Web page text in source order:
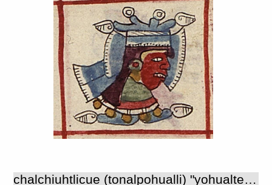
chalchiuhtlicue (tonalpohualli) "yohualteuctli" o 'señor de la noche' 'La de la falda de jades'. Diosa del agua; sus dominios eran las corrientes de agua, mares, ríos, lagos y manantiales. Era la hermana mayor de los dioses de la lluvia llamados tlaloques (FC: libro 1, cap. 11, p. 21), la compañera o esposa de Tlaloc y madre de la luna (HMP: caps. IV y VII). Forma parte del grupo de diosas de la fertilidad. Jugaba un papel importante en las ceremonias de nacimiento y purificación o bautismo del recién nacido, ya que ante su imagen presentaban y dedicaban a los niños. Habitaba en el tercer cielo (HM: cap. VI). Era honrada y temida al mismo tiempo, ya que castigaba a la gente ahogándola. Tenía gran poder sobre las aguas: podía causar tormentas y torbellinos provocando que las personas o las embarcaciones se hundieran en las profundidades. Se la celebraba en la fiesta de los dioses de la lluvia, en la veintena de Etzalcualiztli. La festejaban principalmente los mercaderes del agua, los que traían y vendían agua, así como los que hacían o poseían embarcaciones. Durante su fiesta sacrificaban a una esclava en el templo de los tlaloques. Esta mujer era ataviada como la diosa y el mismo tlatoani la honraba ofreciéndole incienso y decapitando codornices frente a ella. También durante esta fiesta honraban a su hermana Huixtocihuatl, diosa de la sal, y a Chicomecohuatl, la diosa del maíz maduro. Las tres diosas eran las responsables de proveer sustento al pueblo (agua, sal y maíz) (FC: libro 1, cap. 11, pp. 21-22). También se le hacían honores en la veintena Atlcahualo, junto a los tlaloques y a Quetzalcohuatl; en esta fiesta sacrificaban muchos niños en las cumbres de los cerros para propiciar las lluvias (FC: libro 2, cap. 1, pp. 1-2). Los atavíos de Chalchiuhtlicue en los Primeros Memoriales (RP_263v_02.jpg) son muy similares a los de la diosa de la sal Huixtocihuatl (RP_264r_03.jpg), quizá porque ambas eran hermanas de los tlaloques, por lo que formaban parte del mismo grupo de deidades. Aunque su imagen varía de acuerdo con el documento consultado, por lo general sus vestidos ("huipilli" y "cueitl") son predominantemente de color verde o azul, a veces decorados con líneas onduladas que semejan corrientes de agua, o con algún diseño que representa al agua; su tocado es de papel pintado de azul ("texoamacalli") adornado con penachos de plumas verdes ("quetzalmiyahuayotl"), semejante al que portan otros dioses del agua y la fertilidad; su cuello aparece adornado con un collar de cuentas de jade ("chalchiuhcozcatl") o bien con una pechera de hiladas de piedras verdes ("chalchiuhcozcapetlatl") de la cual cuelga un gran disco de oro; lleva también otras joyas de piedra verde o azul como, orejeras, brazaletes y una nariguera en forma de mariposa ("yacapapalotl"); en sus manos lleva en ocasiones los instrumentos de trabajo de las mujeres: huso y malacate ("malacatl") para hilar, hilo ("icpatl"), palo tejedor o 'machete' ("tzotzopaztli"), o bien un palo de sonajas ("chicahuaztli"), símbolo de fertilidad; su pintura facial es roja y a veces lleva barras negras verticales pintadas en las mejillas ("ome quipillo"). En ciertos documentos, como los códices Borgia y Vaticano B, la imagen de Chalchiuhtlicue es diferente: lleva atavíos de color rojo que son característicos de las diosas del maíz como Chicomecohuatl y Xilonen; su nariguera es una serpiente de dos cabezas y no lleva el tocado de papel sino un yelmo en forma de animal fantástico, que quizá podría ser una serpiente, animal asociado a esta diosa como se verá, o la representación del "cipactli" (caimán, monstruo de la tierra), como en el caso del yelmo que porta Xochiquetzal en estos códices. Chalchiuhtlicue preside la quinta trecena que comenzaba en "ce acatl" ('1 caña') con una gran fiesta en honor de Quetzalcohuatl (FC: libro 2, cap. 19, pp. 36-37). En estas ocasiones se la representa de pie o sentada sobre una corriente de agua que parece surgir de ella y que arrastra personas y objetos en su cauce. Era considerada patrona del día "cohuatl" ('serpiente'), animal que se ha relacionado en todos los tiempos con el agua en constante movimiento (Seler 1980, t.I : 80). Es también una de las nueve deidades que acompañan, en constante repetición, a los 260 días del "tonalpohualli" y que han sido llamadas 'señores de la noche'. De acuerdo con la mitología nahua, Chalchiuhtlicue presidió durante uno de los cinco soles o eras cosmogónicas, precisamente durante el sol llamado "nahui atl" ('cuatro agua'), el cual fue destruido por inundaciones y los hombres fueron metamorfoseados en peces (HMP: cap. IV). Como una de las deidades conocidas como 'señores de la noche', Chalchiuhtlicue fue representada en este documento mediante la cabeza de un personaje femenino, orientada hacia la derecha y ataviada con atributos que la identifican como la diosa del agua, como serían su tocado azul llamado "texoamacalli", adornado con un penacho de largas plumas verdes ("quetzalmiyahuatl"), su "chalchiuhcozcapetlatl" o collar ancho de jade y el glifo "atl" ('agua') directamente asociado con su imagen.